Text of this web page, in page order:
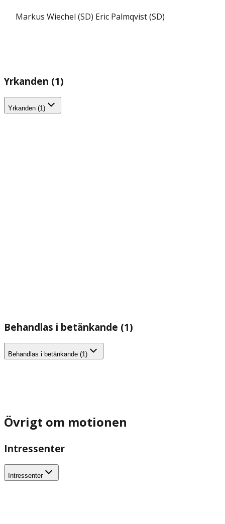
Markus Wiechel (SD) Eric Palmqvist (SD)
Yrkanden (1)
Yrkanden (1)
Behandlas i betänkande (1)
Behandlas i betänkande (1)
Övrigt om motionen
Intressenter
Intressenter